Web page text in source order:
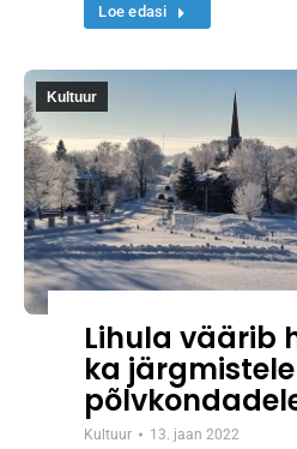
Loe edasi
Kultuur
Lihula väärib
ka järgmistele
Kultuur 13. jaan 2022